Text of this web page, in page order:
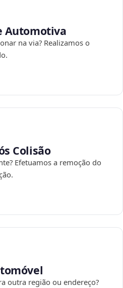
Automotiva
na via? Realizamos o
Colisão
Efetuamos a remoção do
outra região ou endereço?